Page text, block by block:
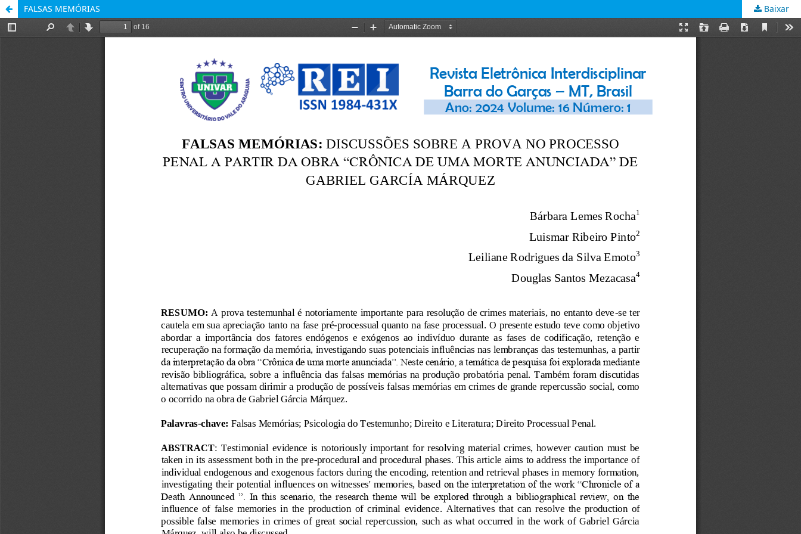
FALSAS MEMÓRIAS Baixar